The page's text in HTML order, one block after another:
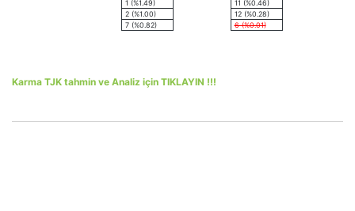
1 (%1.49)
2 (%1.00)
7 (%0.82)
11 (%0.46)
12 (%0.28)
6 (%0.01)
Karma TJK tahmin ve Analiz için TIKLAYIN !!!